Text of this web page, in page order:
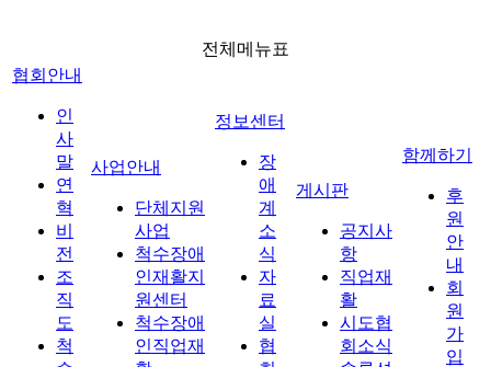
전체메뉴표
협회안내
인
사
말
연
혁
비
전
조
직
도
척
사업안내
단체지원
사업
척수장애
인재활지
원센터
척수장애
인직업재
정보센터
장
애
계
소
식
자
료
실
협
게시판
공지사
항
직업재
활
시도협
회소식
함께하기
후
원
안
내
회
원
가
입